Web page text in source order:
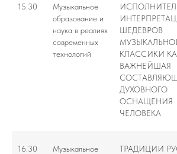
15.30
Музыкальное
образование и
наука в реалиях
современных
технологий
ШЕДЕВРОВ
КЛАССИКИ
ВАЖНЕЙШАЯ
ДУХОВНОГО
ОСНАЩЕНИЯ
ЧЕЛОВЕКА
16.30
Музыкальное
ТРАДИЦИИ